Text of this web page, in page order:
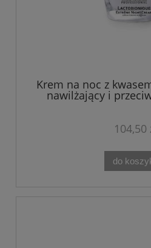
Krem na noc z
nawilżający i
LACTOBIONIQUE
104,50
do